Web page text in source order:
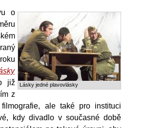
Lásky jedné plavovlásky
o
již
z
ale také pro instituci
kdy divadlo v současné době